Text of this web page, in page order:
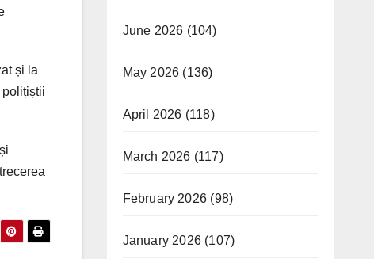
și la
polițiștii
June 2026 (104)
May 2026 (136)
April 2026 (118)
March 2026 (117)
February 2026 (98)
January 2026(107)